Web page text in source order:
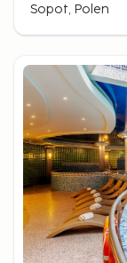
Sopot, Polen